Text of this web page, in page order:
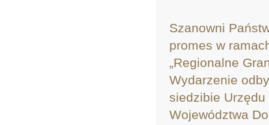
Szanowni
promes w
„Regionalne
Wydarzenie
siedzibie Urzędu
Województwa